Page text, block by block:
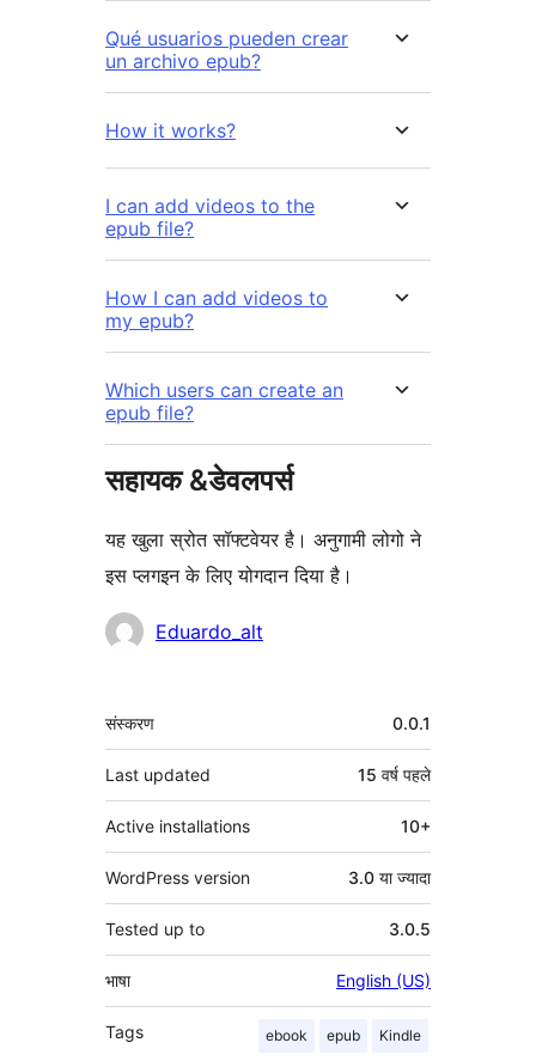
Qué usuarios pueden crear
un archivo epub?
How it works?
I can add videos to the
epub file?
How I can add videos to
my epub?
Which users can create an
epub file?
सहायक &डेवलपर्स
यह खुला स्रोत सॉफ्टवेयर है। अनुगामी लोगो ने
इस प्लगइन के लिए योगदान दिया है।
योगदानकर्ताEduardo_alt
मेटा
संस्करण 0.0.1
Last updated 15 वर्ष पहले
Active installations 10+
WordPress version 3.0 या ज्यादा
Tested up to 3.0.5
भाषा English (US)
Tags ebook epub Kindle